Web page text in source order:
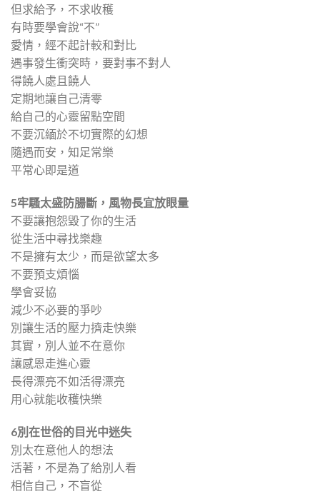
但求給予，不求收穫
有時要學會說“不”
愛情，經不起計較和對比
遇事發生衝突時，要對事不對人
得饒人處且饒人
定期地讓自己清零
給自己的心靈留點空間
不要沉緬於不切實際的幻想
隨遇而安，知足常樂
平常心即是道
5牢騷太盛防腸斷，風物長宜放眼量
不要讓抱怨毀了你的生活
從生活中尋找樂趣
不是擁有太少，而是欲望太多
不要預支煩惱
學會妥協
減少不必要的爭吵
別讓生活的壓力擠走快樂
其實，別人並不在意你
讓感恩走進心靈
長得漂亮不如活得漂亮
用心就能收穫快樂
6別在世俗的目光中迷失
別太在意他人的想法
活著，不是為了給別人看
相信自己，不盲從